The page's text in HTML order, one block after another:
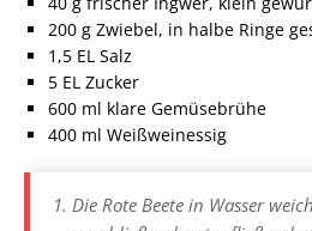
200 g Zwiebel, in halbe Ringe
1,5 EL Salz
5 EL Zucker
600 ml klare Gemüsebrühe
400 ml Weißweinessig
Die Rote Beete in Wasser